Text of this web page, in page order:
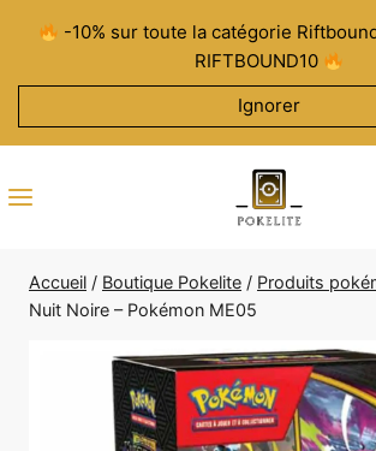
contenu
-10% sur toute la catégorie
RIFTBOUND10
Ignorer
Accueil / Boutique Pokelite / Produits
Nuit Noire – Pokémon ME05